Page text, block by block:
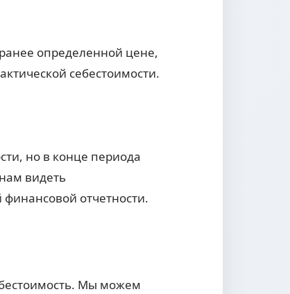
определенной цене,
себестоимости.
но в конце периода
видеть
отчетности.
Мы можем